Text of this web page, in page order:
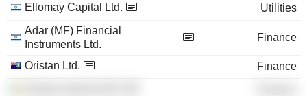
Ellomay Capital Ltd.
Utilities
Adar (MF) Financial
Instruments Ltd.
Finance
Oristan Ltd.
Finance